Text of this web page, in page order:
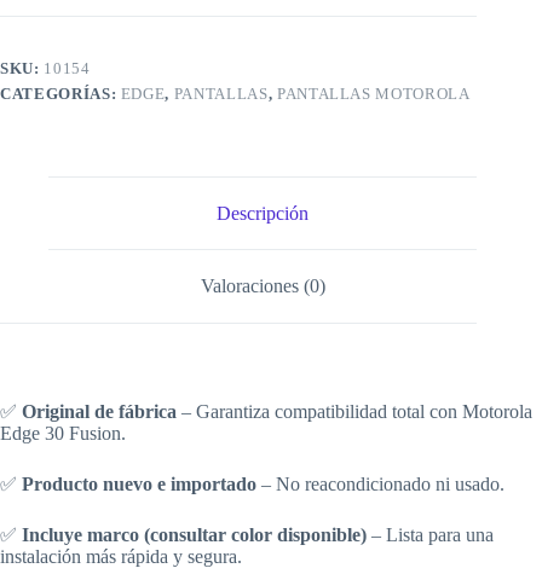
SKU: 10154
CATEGORÍAS: EDGE, PANTALLAS, PANTALLAS MOTOROLA
Descripción
Valoraciones (0)
✅ Original de fábrica – Garantiza compatibilidad total con Motorola
Edge 30 Fusion.
✅ Producto nuevo e importado – No reacondicionado ni usado.
✅ Incluye marco (consultar color disponible) – Lista para una
instalación más rápida y segura.